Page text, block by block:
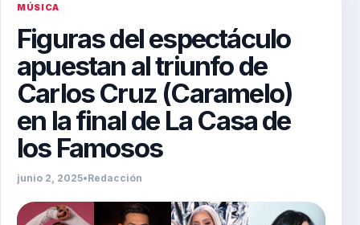
MÚSICA
Figuras del espectáculo
apuestan al triunfo de
Carlos Cruz (Caramelo)
en la final de La Casa de
los Famosos
junio 2, 2025•Redacción